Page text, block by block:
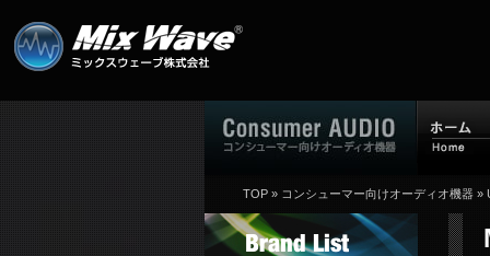
TOP » コンシューマー向けオーディオ機器 »